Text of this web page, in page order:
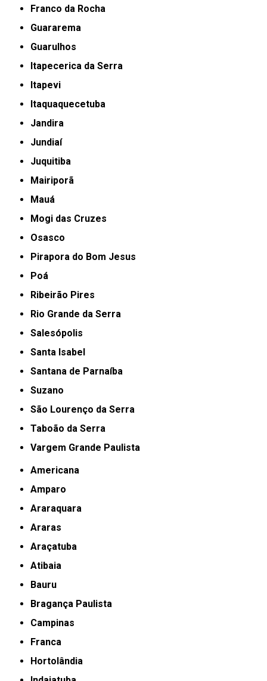
Franco da Rocha
Guararema
Guarulhos
Itapecerica da Serra
Itapevi
Itaquaquecetuba
Jandira
Jundiaí
Juquitiba
Mairiporã
Mauá
Mogi das Cruzes
Osasco
Pirapora do Bom Jesus
Poá
Ribeirão Pires
Rio Grande da Serra
Salesópolis
Santa Isabel
Santana de Parnaíba
Suzano
São Lourenço da Serra
Taboão da Serra
Vargem Grande Paulista
Americana
Amparo
Araraquara
Araras
Araçatuba
Atibaia
Bauru
Bragança Paulista
Campinas
Franca
Hortolândia